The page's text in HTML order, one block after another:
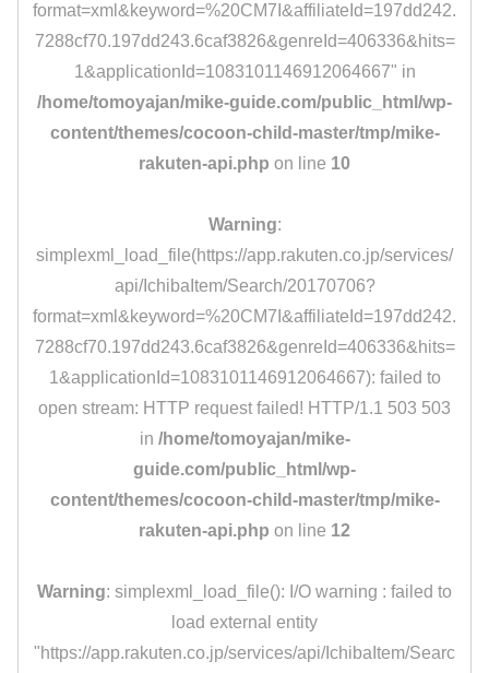
format=xml&keyword=%20CM7I&affiliateId=197dd242.
7288cf70.197dd243.6caf3826&genreId=406336&hits=
1&applicationId=1083101146912064667" in
/home/tomoyajan/mike-guide.com/public_html/wp-
content/themes/cocoon-child-master/tmp/mike-
rakuten-api.php on line 10
Warning:
simplexml_load_file(https://app.rakuten.co.jp/services/
api/IchibaItem/Search/20170706?
format=xml&keyword=%20CM7I&affiliateId=197dd242.
7288cf70.197dd243.6caf3826&genreId=406336&hits=
1&applicationId=1083101146912064667): failed to
open stream: HTTP request failed! HTTP/1.1 503 503
in /home/tomoyajan/mike-
guide.com/public_html/wp-
content/themes/cocoon-child-master/tmp/mike-
rakuten-api.php on line 12
Warning: simplexml_load_file(): I/O warning : failed to
load external entity
"https://app.rakuten.co.jp/services/api/IchibaItem/Searc